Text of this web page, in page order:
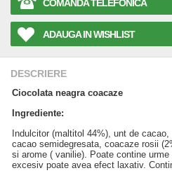
COMANDA TELEFONICA
ADAUGA IN WISHLIST
DESCRIERE
Ciocolata neagra coacaze
Ingrediente:
Indulcitor (maltitol 44%), unt de
cacao semidegresata, coacaze rosii
si arome ( vanilie). Poate contine
excesiv poate avea efect laxativ.